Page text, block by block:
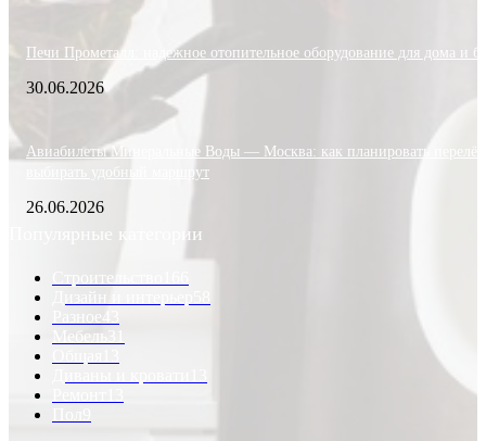
Печи Прометалл: надежное отопительное оборудование для дома и
30.06.2026
Авиабилеты Минеральные Воды — Москва: как планировать
выбирать удобный маршрут
26.06.2026
Популярные категории
Строительство
Дизайн и интерьер
Разное43
Мебель